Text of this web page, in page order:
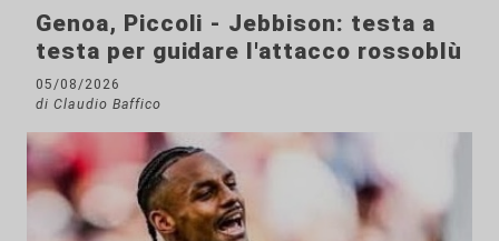
Genoa, Piccoli - Jebbison: testa a
testa per guidare l'attacco rossoblù
05/08/2026
di Claudio Baffico